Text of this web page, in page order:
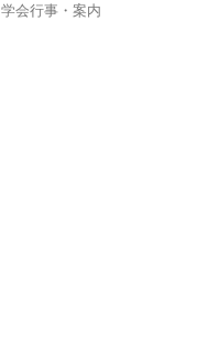
学会行事・案内